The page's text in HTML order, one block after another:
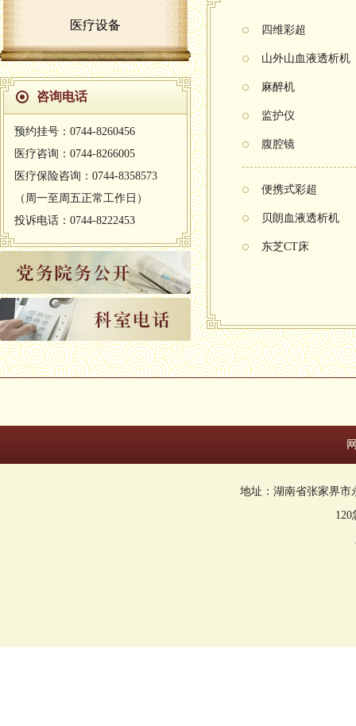
医疗设备
咨询电话
预约挂号：0744-8260456
医疗咨询：0744-8266005
医疗保险咨询：0744-8358573
（周一至周五正常工作日）
投诉电话：0744-8222453
四维彩超
山外山血液透析机
麻醉机
监护仪
腹腔镜
便携式彩超
贝朗血液透析机
东芝CT床
地址：湖南省张家界市
120